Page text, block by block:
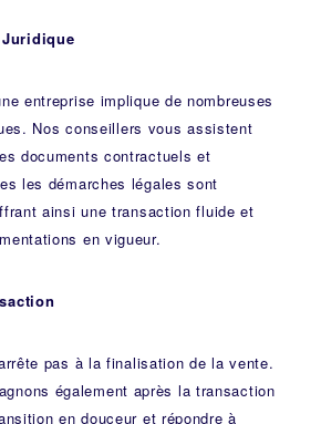
Juridique
entreprise implique de nombreuses
Nosconseillers vous assistent
documents contractuels et
les démarches légales sont
ainsi une transaction fluide et
en vigueur.
pas à la finalisation de la vente.
également après la transaction
en douceur et répondre à